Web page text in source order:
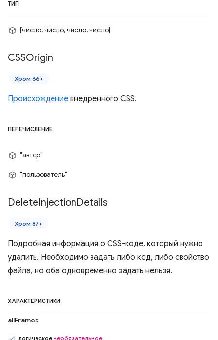
ТИП
[число, число, число, число]
CSSOrigin
Хром 66+
Происхождение внедренного CSS.
ПЕРЕЧИСЛЕНИЕ
"автор"
"пользователь"
DeleteInjectionDetails
Хром 87+
Подробная информация о CSS-коде, который нужно
удалить. Необходимо задать либо код, либо свойство
файла, но оба одновременно задать нельзя.
ХАРАКТЕРИСТИКИ
allFrames
логическое необязательное